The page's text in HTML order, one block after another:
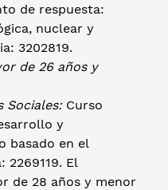
de respuesta:
nuclear y
3202819.
de 26 años y
Sociales:Curso
y
basado en el
El
de 28 años y menor